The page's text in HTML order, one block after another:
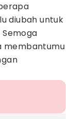
diubah untuk
membantumu